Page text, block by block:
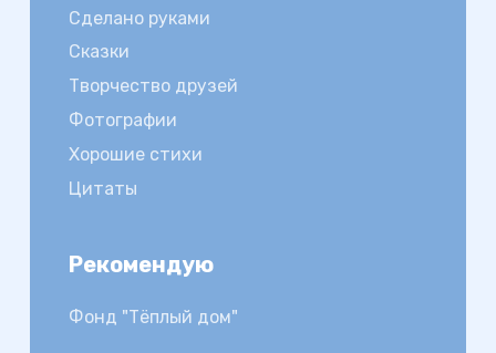
Сделано руками
Сказки
Творчество друзей
Фотографии
Хорошие стихи
Цитаты
Рекомендую
Фонд "Тёплый дом"